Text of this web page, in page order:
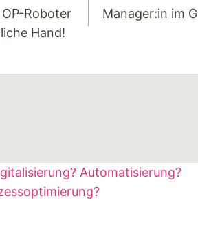
Roboter
Hand!
Manager:in im